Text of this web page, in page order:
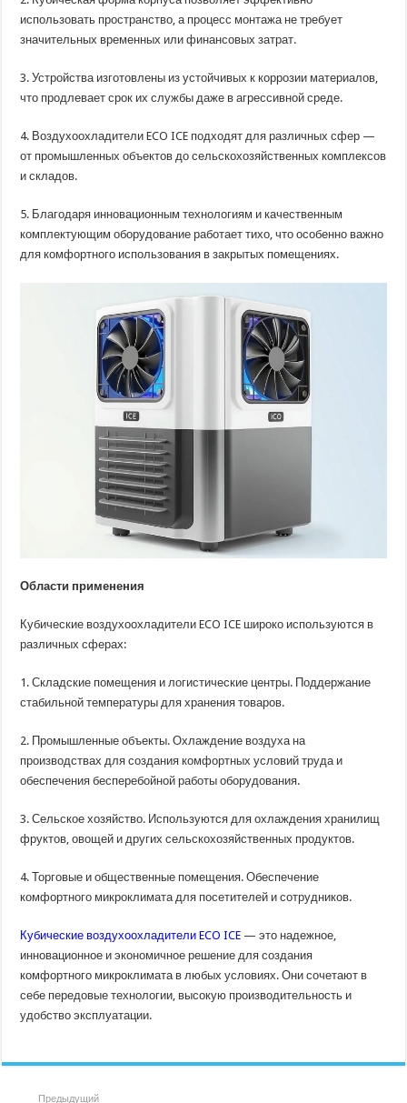
использовать пространство, а процесс монтажа не требует
значительных временных или финансовых затрат.
3. Устройства изготовлены из устойчивых к коррозии материалов,
что продлевает срок их службы даже в агрессивной среде.
4. Воздухоохладители ECO ICE подходят для различных сфер —
от промышленных объектов до сельскохозяйственных комплексов
и складов.
5. Благодаря инновационным технологиям и качественным
комплектующим оборудование работает тихо, что особенно важно
для комфортного использования в закрытых помещениях.
Области применения
Кубические воздухоохладители ECO ICE широко используются в
различных сферах:
1. Складские помещения и логистические центры. Поддержание
стабильной температуры для хранения товаров.
2. Промышленные объекты. Охлаждение воздуха на
производствах для создания комфортных условий труда и
обеспечения бесперебойной работы оборудования.
3. Сельское хозяйство. Используются для охлаждения хранилищ
фруктов, овощей и других сельскохозяйственных продуктов.
4. Торговые и общественные помещения. Обеспечение
комфортного микроклимата для посетителей и сотрудников.
Кубические воздухоохладители ECO ICE — это надежное,
инновационное и экономичное решение для создания
комфортного микроклимата в любых условиях. Они сочетают в
себе передовые технологии, высокую производительность и
удобство эксплуатации.
Предыдущий